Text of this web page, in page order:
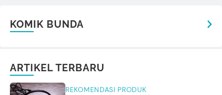
KOMIK BUNDA
ARTIKEL TERBARU
REKOMENDASI PRODUK